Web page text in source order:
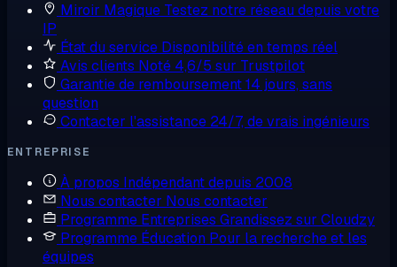
Miroir Magique Testez notre réseau depuis votre
IP
État du service Disponibilité en temps réel
Avis clients Noté 4,6/5 sur Trustpilot
Garantie de remboursement14 jours, sans
question
Contacter l'assistance 24/7, de vrais ingénieurs
ENTREPRISE
À propos Indépendant depuis 2008
Nous contacter Nous contacter
Programme Entreprises Grandissez sur Cloudzy
Programme Éducation Pour la recherche et les
équipes